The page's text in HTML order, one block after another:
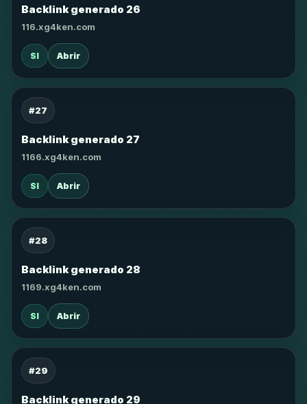
Backlink generado 26
116.xg4ken.com
SI Abrir
#27
Backlink generado 27
1166.xg4ken.com
SI Abrir
#28
Backlink generado 28
1169.xg4ken.com
SI Abrir
#29
Backlink generado 29